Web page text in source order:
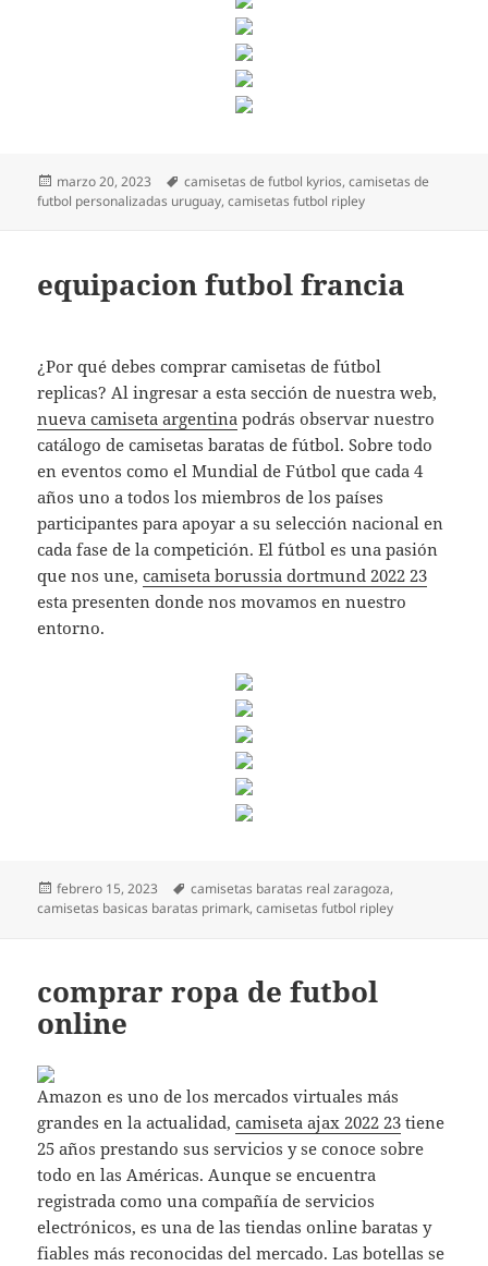
Publicado
el
marzo 20, 2023 Etiquetas
camisetas de futbol kyrios,camisetas de
futbol personalizadas uruguay,camisetas futbol ripley
equipacion futbol francia
¿Por qué debes comprar camisetas de fútbol
replicas? Al ingresar a esta sección de nuestra web,
nueva camiseta argentina podrás observar nuestro
catálogo de camisetas baratas de fútbol. Sobre todo
en eventos como el Mundial de Fútbol que cada 4
años uno a todos los miembros de los países
participantes para apoyar a su selección nacional en
cada fase de la competición. El fútbol es una pasión
que nos une,camiseta borussia dortmund 2022 23
esta presenten donde nos movamos en nuestro
entorno.
Publicado
el
febrero 15, 2023 Etiquetas
camisetas baratas real zaragoza,
camisetas basicas baratas primark,camisetas futbol ripley
comprar ropa de futbol
online
Amazon es uno de los mercados virtuales más
grandes en la actualidad,camiseta ajax 2022 23 tiene
25 años prestando sus servicios y se conoce sobre
todo en las Américas. Aunque se encuentra
registrada como una compañía de servicios
electrónicos, es una de las tiendas online baratas y
fiables más reconocidas del mercado. Las botellas se